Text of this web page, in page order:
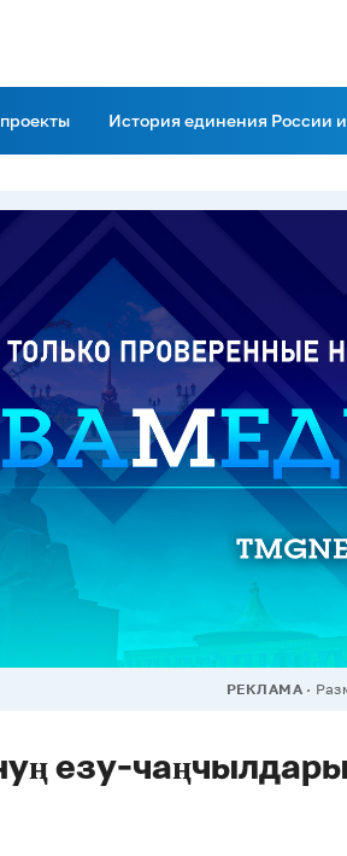
История единения России
РЕКЛАМА
езу-